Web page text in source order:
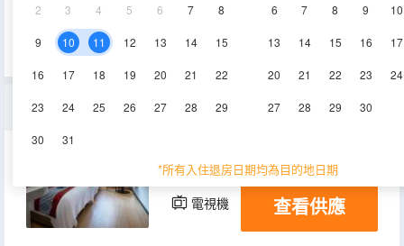
2 3 4 5 6 7 8
9 10 11 12 13 14 15
16 17 18 19 20 21 22
23 24 25 26 27 28 29
30 31
6 7 8 9 10
13 14 15 16 17
20 21 22 23 24
27 28 29 30
*所有入住退房日期均為目的地日期
B.fw舒逸山景雙床房(智能客控）
26㎡ 3-5層 空調
電視機 查看供應